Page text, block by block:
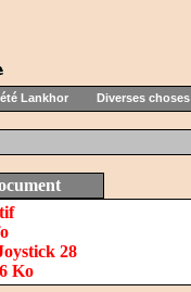
Lankhor Diverses choses
28
Ko